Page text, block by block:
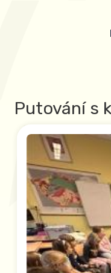
Putování s